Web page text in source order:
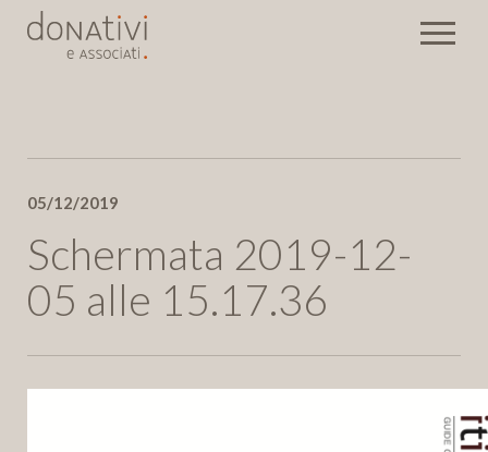
Eventi
Newsletter
05/12/2019
Schermata 2019-12-
05 alle 15.17.36